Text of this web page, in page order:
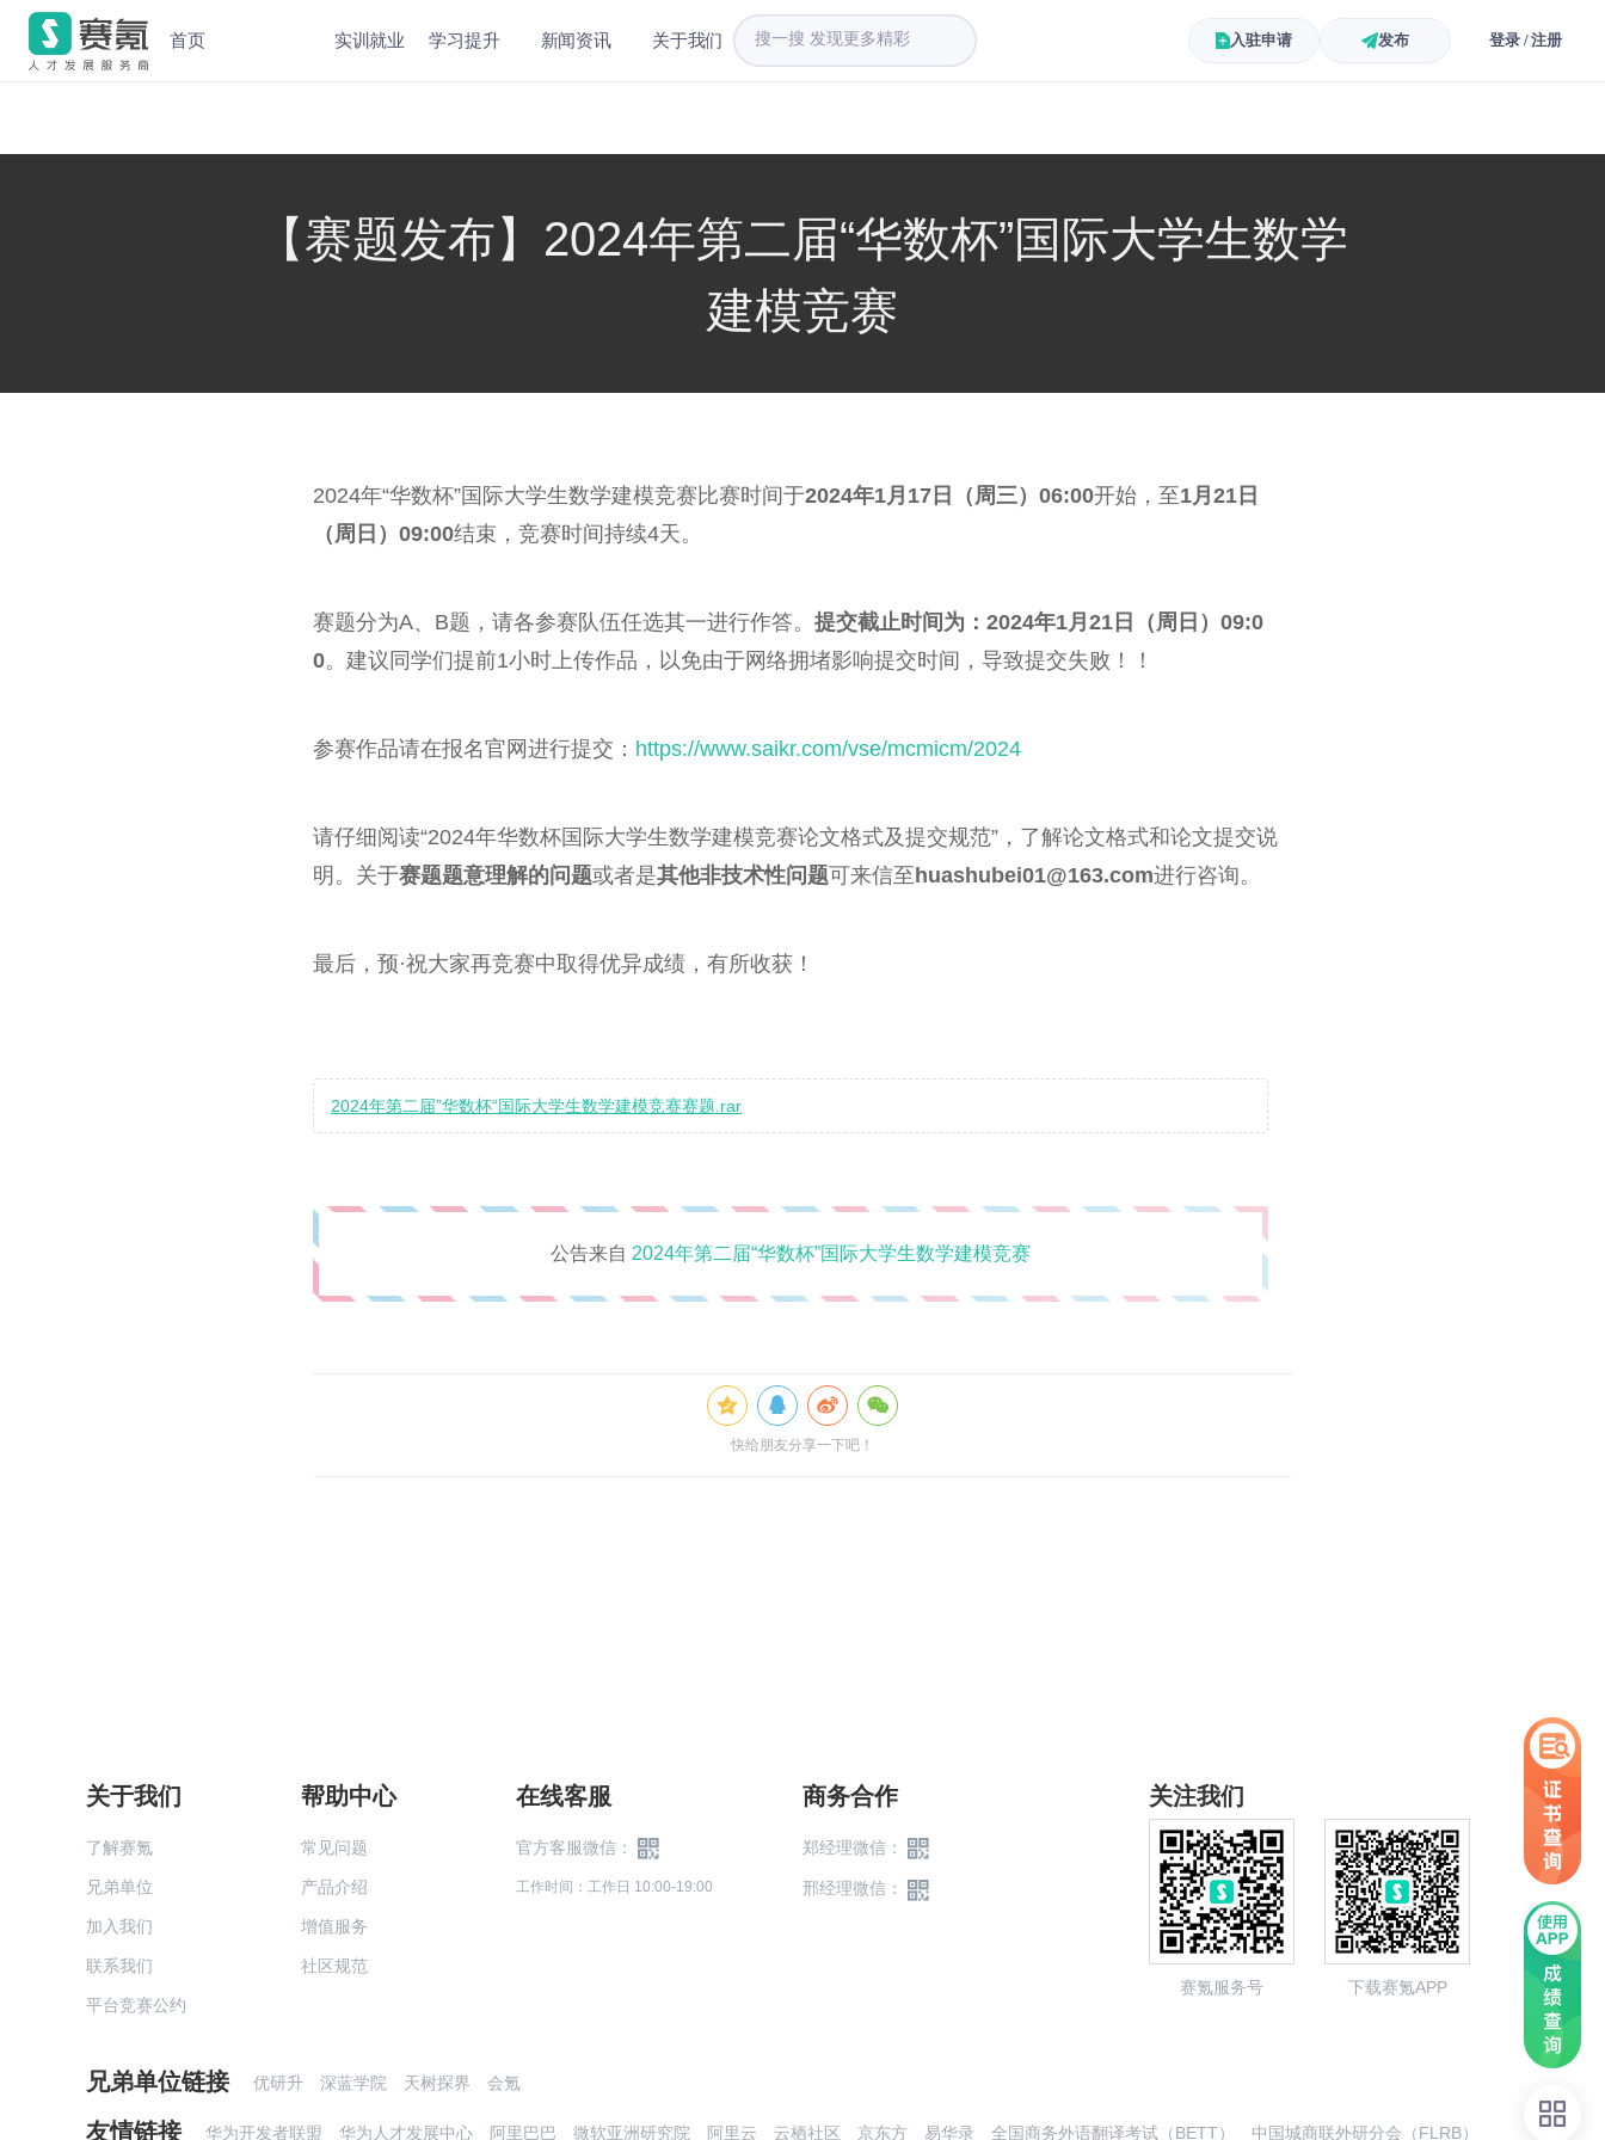
首页 实训就业 学习提升 新闻资讯 关于我们 入驻申请 发布 登录 / 注册
【赛题发布】2024年第二届“华数杯”国际大学生数学
建模竞赛
2024年“华数杯”国际大学生数学建模竞赛比赛时间于2024年1月17日（周三）06:00开始，至1月21日
（周日）09:00结束，竞赛时间持续4天。
赛题分为A、B题，请各参赛队伍任选其一进行作答。 提交截止时间为：2024年1月21日（周日）09:0
0。建议同学们提前1小时上传作品，以免由于网络拥堵影响提交时间，导致提交失败！！
参赛作品请在报名官网进行提交： https://www.saikr.com/vse/mcmicm/2024
请仔细阅读“2024年华数杯国际大学生数学建模竞赛论文格式及提交规范”，了解论文格式和论文提交说
明。关于赛题题意理解的问题或者是其他非技术性问题可来信至 huashubei01@163.com进行咨询。
最后，预·祝大家再竞赛中取得优异成绩，有所收获！
2024年第二届”华数杯“国际大学生数学建模竞赛赛题.rar
公告来自 2024年第二届“华数杯”国际大学生数学建模竞赛
快给朋友分享一下吧！
关于我们
了解赛氪
兄弟单位
加入我们
联系我们
平台竞赛公约
帮助中心
常见问题
产品介绍
增值服务
社区规范
在线客服
官方客服微信：
工作时间：工作日 10:00-19:00
商务合作
郑经理微信：
邢经理微信：
关注我们
赛氪服务号 下载赛氪APP
兄弟单位链接 优研升 深蓝学院 天树探界 会氪
友情链接 华为开发者联盟 华为人才发展中心 阿里巴巴 微软亚洲研究院 阿里云 云栖社区 京东方 易华录 全国商务外语翻译考试（BETT） 中国城商联外研分会（FLRB）